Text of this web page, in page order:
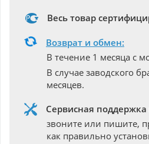
Весь товар
Возврат и обмен:
В течение 1 месяца с
В случае заводского
месяцев.
Сервисная поддержка
звоните или пишите,
как правильно